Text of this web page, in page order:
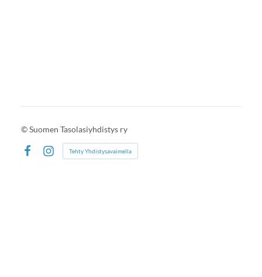
©Suomen Tasolasiyhdistys ry
Instagram
Tehty Yhdistysavaimella